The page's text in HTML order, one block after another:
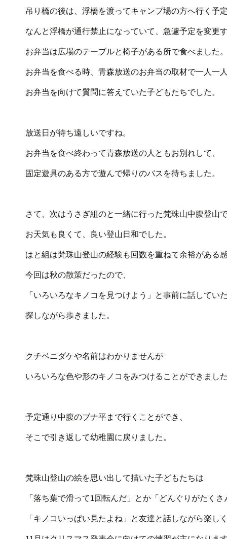
吊り橋の後は、浮橋を渡ってキャンプ場の方へ行く予
なんと浮橋が通行禁止になっていて、急遽予定を変更
お弁当は広場のテーブルと椅子がある所で食べました
お弁当を食べる時、青森放送のお弁当の取材で一人一
お弁当を向けて質問に答えていた子どもたちでした。
放送日が待ち遠しいですね。
お弁当を食べ終わって青森放送の人ともお別れして、
固定遊具のある方で遊んで帰りのバスを待ちました。
さて、次はうさぎ組のと一緒に行った梵珠山中腹登山
お天気も良くて、良い登山日和でした。
はと組は梵珠山登山の経験も回数を重ねて余裕がある
今回は秋の散策だったので、
「いろいろなキノコを見つけよう」と事前に話してい
探しながら歩きました。
クチベニダケや名前はわかりませんが
いろいろな色や形のキノコをみつけることができまし
予定通り中腹のブナ平まで行くことができ、
そこで引き返して幼稚園に戻りました。
梵珠山登山の絵を思い出して描いた子どもたちは
「落ち葉で滑って1回転んだ」とか「どんぐりがたく
「キノコいっぱい見たよね」と友達と話しながら楽し